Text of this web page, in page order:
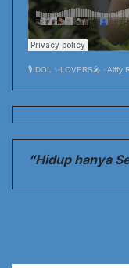
🎙️IDOL ✨LOVERS🎤 · Alffy
“Hidup hanya